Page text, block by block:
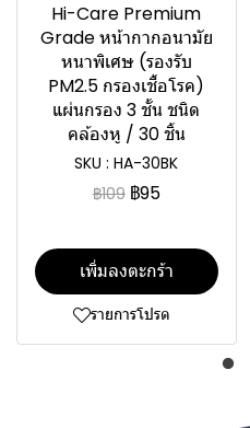
Hi-Care Premium
Grade หน้ากากอนามัย
หนาพิเศษ (รองรับ
PM2.5 กรองเชื้อโรค)
แผ่นกรอง 3 ชั้น ชนิด
คล้องหู / 30 ชิ้น
SKU : HA-30BK
฿109 ฿95
เพิ่มลงตะกร้า
รายการโปรด